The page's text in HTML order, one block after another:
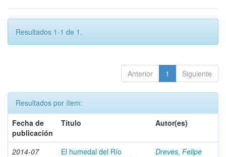
Resultados 1-1 de 1.
Anterior 1 Siguiente
Resultados por ítem:
Fecha de
publicación
Título Autor(es)
2014-07
El humedal del Río
Dreves, Felipe